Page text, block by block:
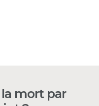
mort par